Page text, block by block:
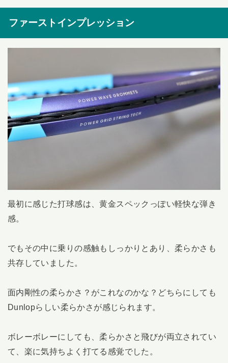
ファーストインプレッション
最初に感じた打球感は、黄金スペックっぽい軽快な弾き
感。
でもその中に乗りの感触もしっかりとあり、柔らかさも
共存していました。
面内剛性の柔らかさ？がこれなのかな？どちらにしても
Dunlopらしい柔らかさが感じられます。
ボレーボレーにしても、柔らかさと飛びが両立されてい
て、楽に気持ちよく打てる感覚でした。